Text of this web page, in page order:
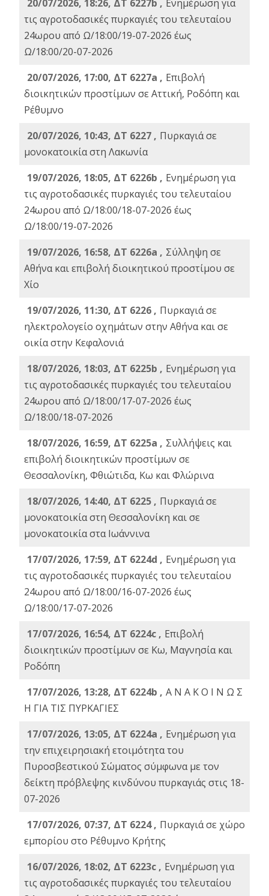
20/07/2026, 18:26, ΔΤ 6227b , Ενημέρωση για
τις αγροτοδασικές πυρκαγιές του τελευταίου
24ωρου από Ω/18:00/19-07-2026 έως
Ω/18:00/20-07-2026
20/07/2026, 17:00, ΔΤ 6227a , Επιβολή
διοικητικών προστίμων σε Αττική, Ροδόπη και
Ρέθυμνο
20/07/2026, 10:43, ΔΤ 6227 , Πυρκαγιά σε
μονοκατοικία στη Λακωνία
19/07/2026, 18:05, ΔΤ 6226b , Ενημέρωση για
τις αγροτοδασικές πυρκαγιές του τελευταίου
24ωρου από Ω/18:00/18-07-2026 έως
Ω/18:00/19-07-2026
19/07/2026, 16:58, ΔΤ 6226a , Σύλληψη σε
Αθήνα και επιβολή διοικητικού προστίμου σε
Χίο
19/07/2026, 11:30, ΔΤ 6226 , Πυρκαγιά σε
ηλεκτρολογείο οχημάτων στην Αθήνα και σε
οικία στην Κεφαλονιά
18/07/2026, 18:03, ΔΤ 6225b , Ενημέρωση για
τις αγροτοδασικές πυρκαγιές του τελευταίου
24ωρου από Ω/18:00/17-07-2026 έως
Ω/18:00/18-07-2026
18/07/2026, 16:59, ΔT 6225a , Συλλήψεις και
επιβολή διοικητικών προστίμων σε
Θεσσαλονίκη, Φθιώτιδα, Κω και Φλώρινα
18/07/2026, 14:40, ΔΤ 6225 , Πυρκαγιά σε
μονοκατοικία στη Θεσσαλονίκη και σε
μονοκατοικία στα Ιωάννινα
17/07/2026, 17:59, ΔΤ 6224d , Ενημέρωση για
τις αγροτοδασικές πυρκαγιές του τελευταίου
24ωρου από Ω/18:00/16-07-2026 έως
Ω/18:00/17-07-2026
17/07/2026, 16:54, ΔΤ 6224c , Επιβολή
διοικητικών προστίμων σε Κω, Μαγνησία και
Ροδόπη
17/07/2026, 13:28, ΔΤ 6224b , Α Ν Α Κ Ο Ι Ν Ω Σ
Η ΓΙΑ ΤΙΣ ΠΥΡΚΑΓΙΕΣ
17/07/2026, 13:05, ΔΤ 6224a , Ενημέρωση για
την επιχειρησιακή ετοιμότητα του
Πυροσβεστικού Σώματος σύμφωνα με τον
δείκτη πρόβλεψης κινδύνου πυρκαγιάς στις 18-
07-2026
17/07/2026, 07:37, ΔΤ 6224 , Πυρκαγιά σε χώρο
εμπορίου στο Ρέθυμνο Κρήτης
16/07/2026, 18:02, ΔΤ 6223c , Ενημέρωση για
τις αγροτοδασικές πυρκαγιές του τελευταίου